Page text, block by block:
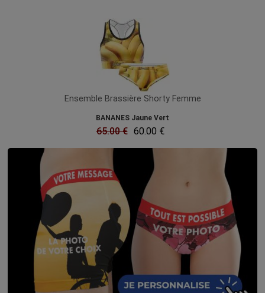
Ensemble Brassière Shorty Femme
BANANES Jaune Vert
65.00 € 60.00 €